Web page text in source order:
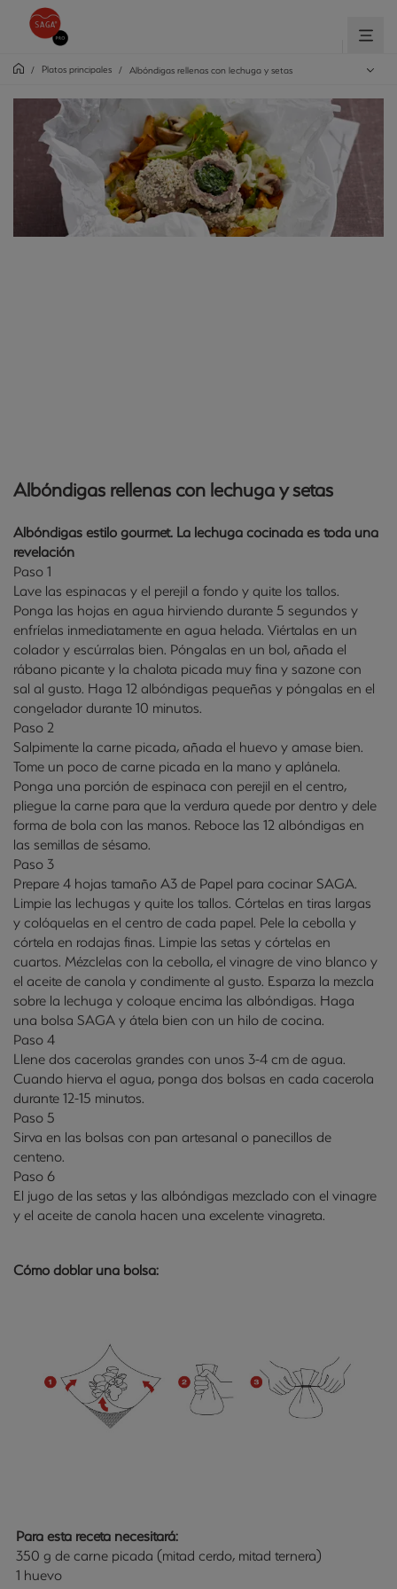
/ Platos principales / Albóndigas rellenas con lechuga y setas
Albóndigas rellenas con lechuga y setas
Albóndigas estilo gourmet. La lechuga cocinada es toda una
revelación
Paso 1
Lave las espinacas y el perejil a fondo y quite los tallos.
Ponga las hojas en agua hirviendo durante 5 segundos y
enfríelas inmediatamente en agua helada. Viértalas en un
colador y escúrralas bien. Póngalas en un bol, añada el
rábano picante y la chalota picada muy fina y sazone con
sal al gusto. Haga 12 albóndigas pequeñas y póngalas en el
congelador durante 10 minutos.
Paso 2
Salpimente la carne picada, añada el huevo y amase bien.
Tome un poco de carne picada en la mano y aplánela.
Ponga una porción de espinaca con perejil en el centro,
pliegue la carne para que la verdura quede por dentro y dele
forma de bola con las manos. Reboce las 12 albóndigas en
las semillas de sésamo.
Paso 3
Prepare 4 hojas tamaño A3 de Papel para cocinar SAGA.
Limpie las lechugas y quite los tallos. Córtelas en tiras largas
y colóquelas en el centro de cada papel. Pele la cebolla y
córtela en rodajas finas. Limpie las setas y córtelas en
cuartos. Mézclelas con la cebolla, el vinagre de vino blanco y
el aceite de canola y condimente al gusto. Esparza la mezcla
sobre la lechuga y coloque encima las albóndigas. Haga
una bolsa SAGA y átela bien con un hilo de cocina.
Paso 4
Llene dos cacerolas grandes con unos 3-4 cm de agua.
Cuando hierva el agua, ponga dos bolsas en cada cacerola
durante 12-15 minutos.
Paso 5
Sirva en las bolsas con pan artesanal o panecillos de
centeno.
Paso 6
El jugo de las setas y las albóndigas mezclado con el vinagre
y el aceite de canola hacen una excelente vinagreta.
Cómo doblar una bolsa:
Para esta receta necesitará:
350 g de carne picada (mitad cerdo, mitad ternera)
1 huevo